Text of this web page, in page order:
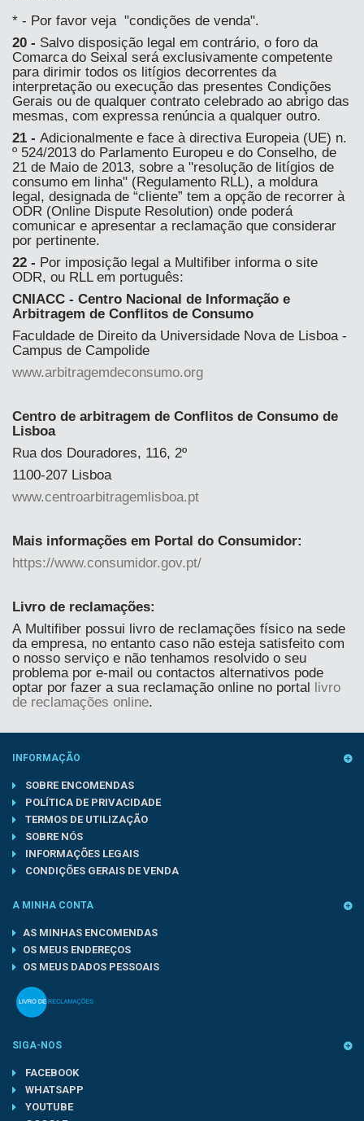
* - Por favor veja "condições de venda".
20 - Salvo disposição legal em contrário, o foro da
Comarca do Seixal será exclusivamente competente
para dirimir todos os litígios decorrentes da
interpretação ou execução das presentes Condições
Gerais ou de qualquer contrato celebrado ao abrigo das
mesmas, com expressa renúncia a qualquer outro.
21 - Adicionalmente e face à directiva Europeia (UE) n.
º 524/2013 do Parlamento Europeu e do Conselho, de
21 de Maio de 2013, sobre a "resolução de litígios de
consumo em linha" (Regulamento RLL), a moldura
legal, designada de “cliente” tem a opção de recorrer à
ODR (Online Dispute Resolution) onde poderá
comunicar e apresentar a reclamação que considerar
por pertinente.
22 - Por imposição legal a Multifiber informa o site
ODR, ou RLL em português:
CNIACC - Centro Nacional de Informação e
Arbitragem de Conflitos de Consumo
Faculdade de Direito da Universidade Nova de Lisboa -
Campus de Campolide
www.arbitragemdeconsumo.org
Centro de arbitragem de Conflitos de Consumo de
Lisboa
Rua dos Douradores, 116, 2º
1100-207 Lisboa
www.centroarbitragemlisboa.pt
Mais informações em Portal do Consumidor:
https://www.consumidor.gov.pt/
Livro de reclamações:
A Multifiber possui livro de reclamações físico na sede
da empresa, no entanto caso não esteja satisfeito com
o nosso serviço e não tenhamos resolvido o seu
problema por e-mail ou contactos alternativos pode
optar por fazer a sua reclamação online no portal livro
de reclamações online.
INFORMAÇÃO
SOBRE ENCOMENDAS
POLÍTICA DE PRIVACIDADE
TERMOS DE UTILIZAÇÃO
SOBRE NÓS
INFORMAÇÕES LEGAIS
CONDIÇÕES GERAIS DE VENDA
A MINHA CONTA
AS MINHAS ENCOMENDAS
OS MEUS ENDEREÇOS
OS MEUS DADOS PESSOAIS
SIGA-NOS
FACEBOOK
WHATSAPP
YOUTUBE